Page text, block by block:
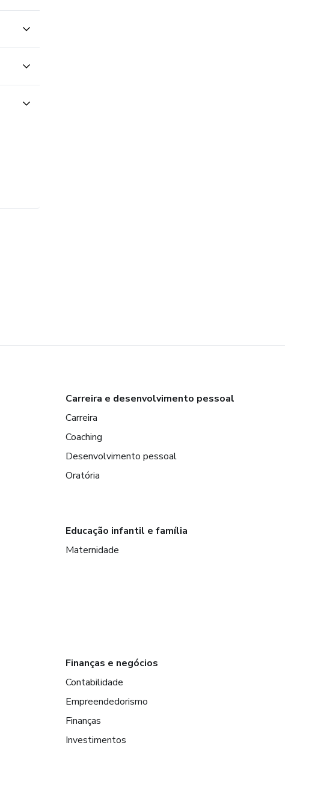
Carreira e desenvolvimento pessoal
Carreira
Coaching
Desenvolvimento pessoal
Oratória
Educação infantil e família
Maternidade
Finanças e negócios
Contabilidade
Empreendedorismo
Finanças
Investimentos